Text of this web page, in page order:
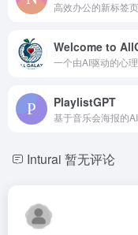
PlaylistGPT
Inturai 暂无评论